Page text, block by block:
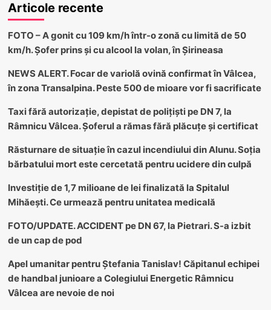
Articole recente
FOTO – A gonit cu 109 km/h într-o zonă cu limită de 50
km/h. Șofer prins și cu alcool la volan, în Șirineasa
NEWS ALERT. Focar de variolă ovină confirmat în Vâlcea,
în zona Transalpina. Peste 500 de mioare vor fi sacrificate
Taxi fără autorizație, depistat de polițiști pe DN 7, la
Râmnicu Vâlcea. Șoferul a rămas fără plăcuțe și certificat
Răsturnare de situație în cazul incendiului din Alunu. Soția
bărbatului mort este cercetată pentru ucidere din culpă
Investiție de 1,7 milioane de lei finalizată la Spitalul
Mihăești. Ce urmează pentru unitatea medicală
FOTO/UPDATE. ACCIDENT pe DN 67, la Pietrari. S-a izbit
de un cap de pod
Apel umanitar pentru Ștefania Tanislav! Căpitanul echipei
de handbal junioare a Colegiului Energetic Râmnicu
Vâlcea are nevoie de noi